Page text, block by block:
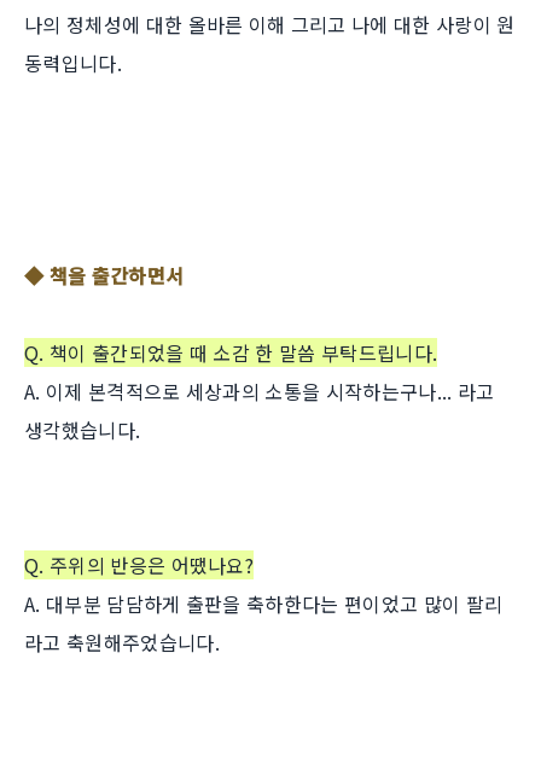
나의 정체성에 대한 올바른 이해 그리고 나에 대한 사랑이 원
동력입니다.
◆ 책을 출간하면서
Q. 책이 출간되었을 때 소감 한 말씀 부탁드립니다.
A. 이제 본격적으로 세상과의 소통을 시작하는구나... 라고
생각했습니다.
Q. 주위의 반응은 어땠나요?
A. 대부분 담담하게 출판을 축하한다는 편이었고 많이 팔리
라고 축원해주었습니다.